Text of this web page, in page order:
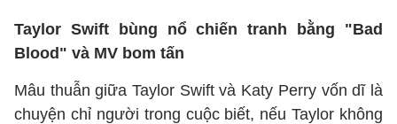
Taylor Swift bùng nổ chiến tranh bằng "Bad
Blood" và MV bom tấn
Mâu thuẫn giữa Taylor Swift và Katy Perry vốn dĩ là
chuyện chỉ người trong cuộc biết, nếu Taylor không